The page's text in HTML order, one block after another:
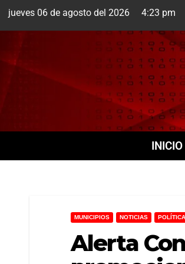
jueves 06 de agosto del 2026 4:23 pm
INICIO
MUNICIPIOS NOTICIAS POLÍTICA
Alerta